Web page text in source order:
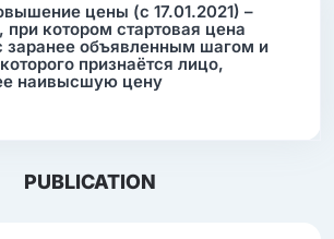
цены (с 17.01.2021) –
при котором стартовая цена
заранее объявленным шагом и
признаётся лицо,
наивысшую цену
PUBLICATION